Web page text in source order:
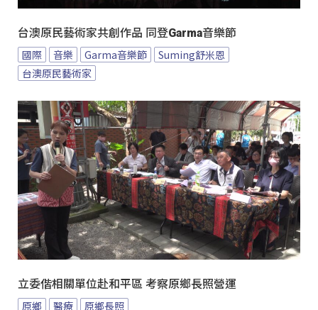
台澳原民藝術家共創作品 同登Garma音樂節
國際 音樂 Garma音樂節
Suming舒米恩
台澳原民藝術家
立委偕相關單位赴和平區 考察原鄉長照營運
原鄉 醫療 原鄉長照